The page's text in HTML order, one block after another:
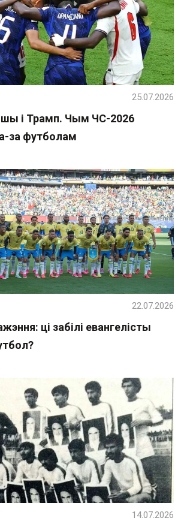
і Трамп. Чым ЧС-2026
за футболам
25.07.2026
ці забілі евангелісты
22.07.2026
14.07.2026